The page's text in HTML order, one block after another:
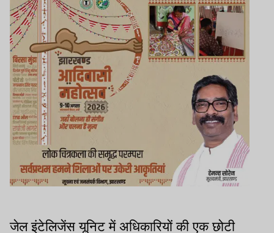
जेल इंटेलिजेंस यूनिट में अधिकारियों की एक छोटी